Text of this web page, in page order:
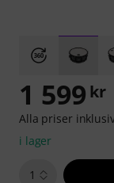
1 599 kr
Alla priser
i lager
1